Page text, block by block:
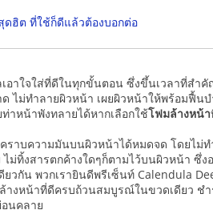
ดฮิต ที่ใช้ก็ดีแล้วต้องบอกต่อ
อาใจใส่ที่ดีในทุกขั้นตอน ซึ่งขึ้นเวลาที่ส
ไม่ทำลายผิวหน้า เผยผิวหน้าให้พร้อมฟื้
าหน้าพังทลายได้หากเลือกใช้โฟมล้างหน้า
ราบความมันบนผิวหน้าได้หมดจด โดยไม่
ม่ทิ้งสารตกค้างใดๆก็ตามไว้บนผิวหน้า ซึ่
กัน พวกเรายินดีพรีเซ็นท์ Calendula
งหน้าที่ดีครบถ้วนสมบูรณ์ในขวดเดียว ช
นคลาย